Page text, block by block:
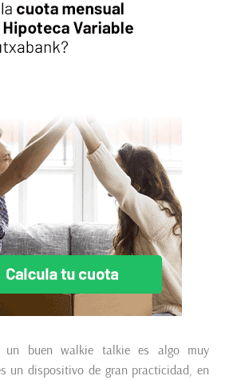
un buen walkie talkie es algo muy
un dispositivo de gran practicidad, en